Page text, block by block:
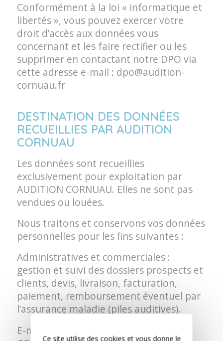
Conformément à la loi « informatique et
libertés », vous pouvez exercer votre
droit d’accès aux données vous
concernant et les faire rectifier ou les
supprimer en contactant notre DPO via
cette adresse e-mail : dpo@audition-
cornuau.fr
DESTINATION DES DONNÉES
RECUEILLIES PAR AUDITION
CORNUAU
Les données sont recueillies
exclusivement pour exploitation par
AUDITION CORNUAU. Elles ne sont pas
vendues ou louées.
Nous traitons et conservons vos données
personnelles pour les fins suivantes :
Administratives et commerciales :
gestion et suivi des dossiers prospects et
clients, devis, livraison, facturation,
paiement, remboursement éventuel par
l’assurance maladie (piles auditives).
E-mail marketing pour AUDITION
Ce site utilise des cookies et vous donne le